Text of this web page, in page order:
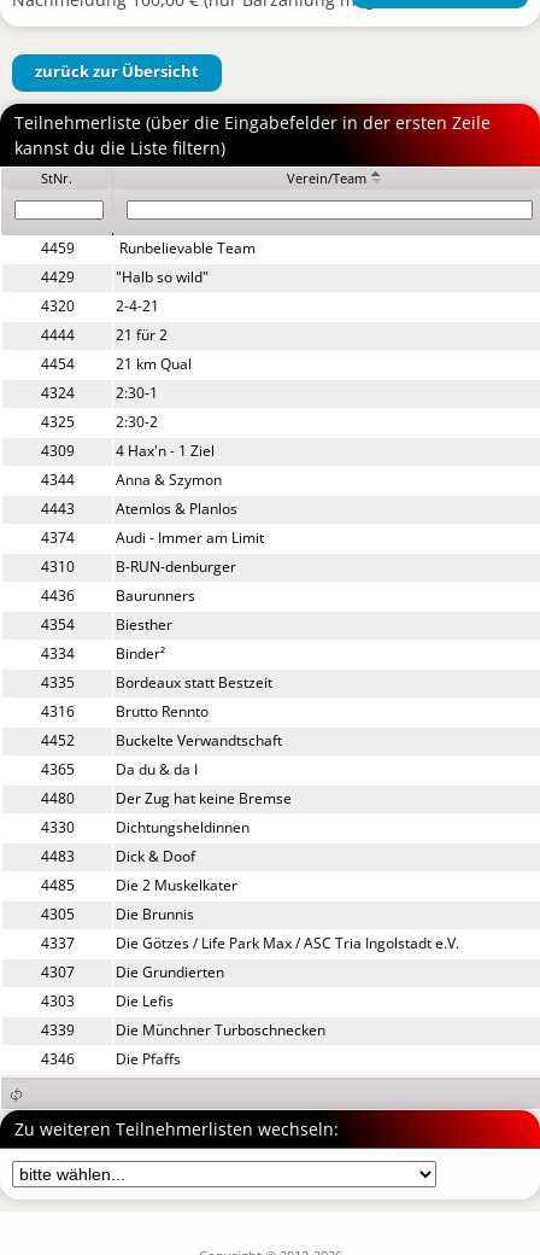
zurück zur Übersicht
Teilnehmerliste (über die Eingabefelder in der ersten Zeile
kannst du die Liste filtern)
StNr. Verein/Team
4459
Runbelievable Team
4429
"Halb so wild"
4320
2-4-21
4444
21 für 2
4454
21 km Qual
4324
2:30-1
4325
2:30-2
4309
4 Hax'n - 1 Ziel
4344
Anna & Szymon
4443
Atemlos & Planlos
4374
Audi - Immer am Limit
4310
B-RUN-denburger
4436
Baurunners
4354
Biesther
4334
Binder²
4335
Bordeaux statt Bestzeit
4316
Brutto Rennto
4452
Buckelte Verwandtschaft
4365
Da du & da I
4480
Der Zug hat keine Bremse
4330
Dichtungsheldinnen
4483
Dick & Doof
4485
Die 2 Muskelkater
4305
Die Brunnis
4337
Die Götzes / Life Park Max / ASC Tria Ingolstadt e.V.
4307
Die Grundierten
4303
Die Lefis
4339
Die Münchner Turboschnecken
4346
Die Pfaffs
4327
Die Schwonkels
4465
Die Teilnehmer
4466
Die Teilnehmer
4352
Double trouble
Zu weiteren Teilnehmerlisten wechseln: